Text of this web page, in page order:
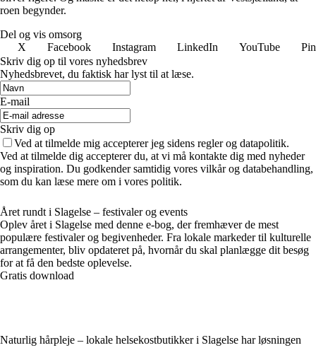
roen begynder.
Del og vis omsorg
X
Facebook Instagram LinkedIn YouTube
Skriv dig op til vores nyhedsbrev
Nyhedsbrevet, du faktisk har lyst til at læse.
E-mail
Skriv dig op
Ved at tilmelde mig accepterer jeg sidens regler og datapolitik.
Ved at tilmelde dig accepterer du, at vi må kontakte dig med nyheder
og inspiration. Du godkender samtidig vores vilkår og databehandling,
som du kan læse mere om i vores politik.
Året rundt i Slagelse – festivaler og events
Oplev året i Slagelse med denne e-bog, der fremhæver de mest
populære festivaler og begivenheder. Fra lokale markeder til kulturelle
arrangementer, bliv opdateret på, hvornår du skal planlægge dit besøg
for at få den bedste oplevelse.
Gratis download
Naturlig hårpleje – lokale helsekostbutikker i Slagelse har løsningen